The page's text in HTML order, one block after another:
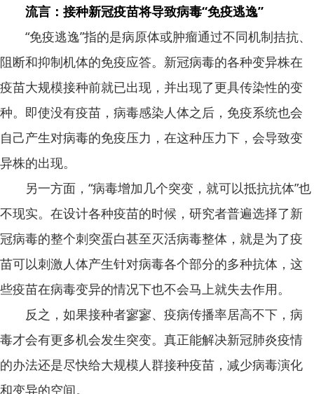
流言：接种新冠疫苗将导致病毒“免疫逃逸”
“免疫逃逸”指的是病原体或肿瘤通过不同机制拮抗、
阻断和抑制机体的免疫应答。新冠病毒的各种变异株在
疫苗大规模接种前就已出现，并出现了更具传染性的变
种。即使没有疫苗，病毒感染人体之后，免疫系统也会
自己产生对病毒的免疫压力，在这种压力下，会导致变
异株的出现。
另一方面，“病毒增加几个突变，就可以抵抗抗体”也
不现实。在设计各种疫苗的时候，研究者普遍选择了新
冠病毒的整个刺突蛋白甚至灭活病毒整体，就是为了疫
苗可以刺激人体产生针对病毒各个部分的多种抗体，这
些疫苗在病毒变异的情况下也不会马上就失去作用。
反之，如果接种者寥寥、疫病传播率居高不下，病
毒才会有更多机会发生突变。真正能解决新冠肺炎疫情
的办法还是尽快给大规模人群接种疫苗，减少病毒演化
和变异的空间。